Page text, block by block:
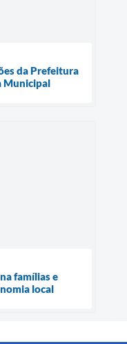
da Prefeitura
Municipal
famílias e
local